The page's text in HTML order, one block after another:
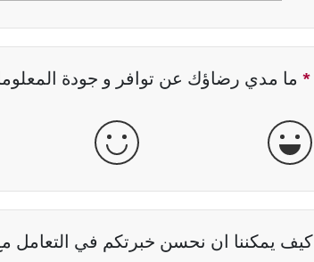
* حقل مطلوب
ما مدي رضاؤك عن توافر و جودة
جيدة جداً جيدة
كيف يمكننا ان نحسن خبرتكم في التعامل